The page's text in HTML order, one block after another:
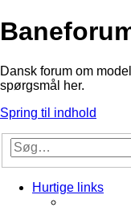
Dansk forum om
spørgsmål her.
Spring til indhold
Hurtige links